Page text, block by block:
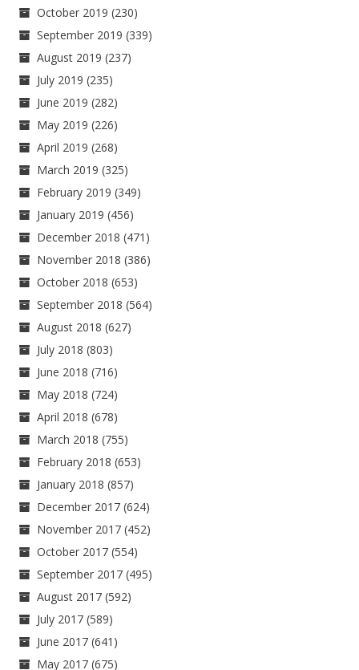
October 2019 (230)
September 2019 (339)
August 2019 (237)
July 2019 (235)
June 2019 (282)
May 2019 (226)
April 2019 (268)
March 2019 (325)
February 2019 (349)
January 2019 (456)
December 2018 (471)
November 2018 (386)
October 2018 (653)
September 2018 (564)
August 2018 (627)
July 2018 (803)
June 2018 (716)
May 2018 (724)
April 2018 (678)
March 2018 (755)
February 2018 (653)
January 2018 (857)
December 2017 (624)
November 2017 (452)
October 2017 (554)
September 2017 (495)
August 2017 (592)
July 2017 (589)
June 2017 (641)
May 2017 (675)